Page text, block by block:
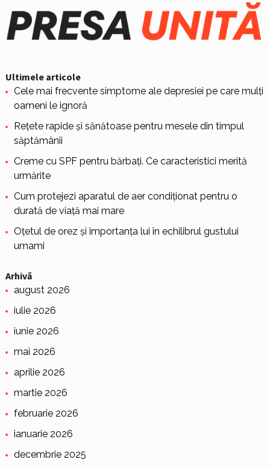
Ultimele articole
Cele mai frecvente simptome ale depresiei pe care mulți
oameni le ignoră
Rețete rapide și sănătoase pentru mesele din timpul
săptămânii
Creme cu SPF pentru bărbați. Ce caracteristici merită
urmărite
Cum protejezi aparatul de aer condiționat pentru o
durată de viață mai mare
Oțetul de orez și importanța lui în echilibrul gustului
umami
Arhivă
august 2026
iulie 2026
iunie 2026
mai 2026
aprilie 2026
martie 2026
februarie 2026
ianuarie 2026
decembrie 2025